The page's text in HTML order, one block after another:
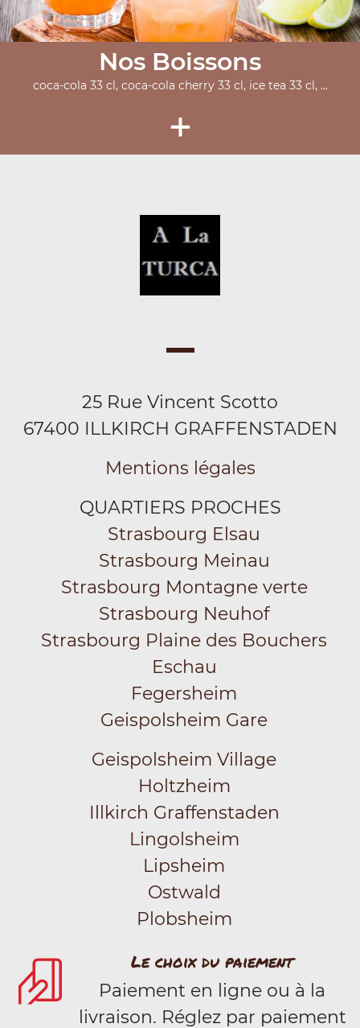
Nos Boissons
coca-cola 33 cl, coca-cola cherry 33 cl, ice tea 33 cl, ...
+
25 Rue Vincent Scotto
67400 ILLKIRCH GRAFFENSTADEN
Mentions légales
QUARTIERS PROCHES
Strasbourg Elsau
Strasbourg Meinau
Strasbourg Montagne verte
Strasbourg Neuhof
Strasbourg Plaine des Bouchers
Eschau
Fegersheim
Geispolsheim Gare
Geispolsheim Village
Holtzheim
Illkirch Graffenstaden
Lingolsheim
Lipsheim
Ostwald
Plobsheim
Le choix du paiement
Paiement en ligne ou à la
livraison. Réglez par paiement